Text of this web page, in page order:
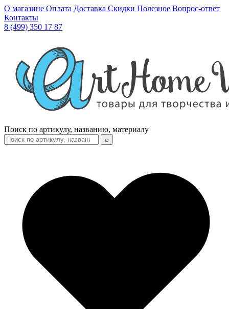
О магазине Оплата Доставка Скидки Полезное Вопрос-ответ
Контакты
8 (499) 350 17 87
Поиск по артикулу, названию, материалу
⌕